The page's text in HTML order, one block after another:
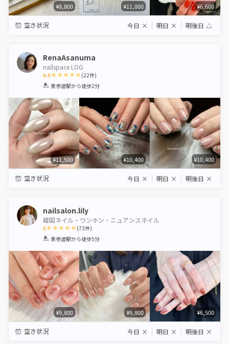
¥8,800 ¥11,000 ¥6,600
空き状況 今日 × 明日 × 明後日 △
RenaAsanuma
nailspace LOG
4.9
1 2 3 4 5
(22件)
表参道駅から徒歩2分
¥11,500 ¥10,400 ¥10,400
空き状況 今日 × 明日 × 明後日 ×
nailsalon.lily
韓国ネイル・ワンホン・ニュアンスネイル
5
1 2 3 4 5
(73件)
表参道駅から徒歩5分
¥9,800 ¥9,800 ¥6,500
空き状況 今日 × 明日 × 明後日 ×